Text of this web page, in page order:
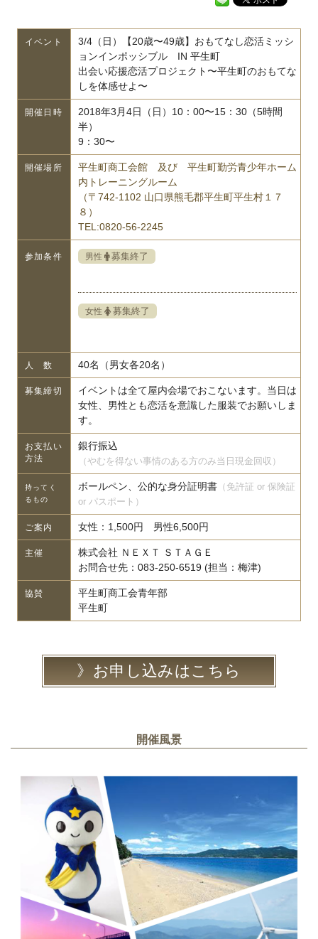
イベント
3/4（日）【20歳〜49歳】おもてなし恋活ミッシ
ョンインポッシブル IN 平生町
出会い応援恋活プロジェクト〜平生町のおもてな
しを体感せよ〜
開催日時
2018年3月4日（日）10：00〜15：30（5時間
半）
9：30〜
開催場所
平生町商工会館 及び 平生町勤労青少年ホーム
内トレーニングルーム
（〒742-1102 山口県熊毛郡平生町平生村１７
８）
TEL:0820-56-2245
参加条件 男性 募集終了
女性 募集終了
人 数 40名（男女各20名）
募集締切
イベントは全て屋内会場でおこないます。当日は
女性、男性とも恋活を意識した服装でお願いしま
す。
お支払い
方法
銀行振込
（やむを得ない事情のある方のみ当日現金回収）
持ってく
るもの
ボールペン、公的な身分証明書（免許証 or 保険証
or パスポート）
ご案内 女性：1,500円 男性6,500円
主催
株式会社 ＮＥＸＴ ＳＴＡＧＥ
お問合せ先：083-250-6519 (担当：梅津)
協賛
平生町商工会青年部
平生町
お申し込みはこちら
開催風景